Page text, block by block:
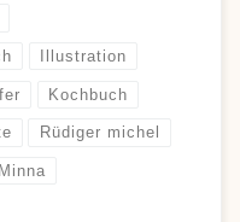
Illustration
Kochbuch
Rüdiger michel